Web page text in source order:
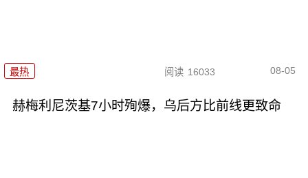
最热 阅读 16033 08-05
赫梅利尼茨基7小时殉爆，乌后方比前线更致命